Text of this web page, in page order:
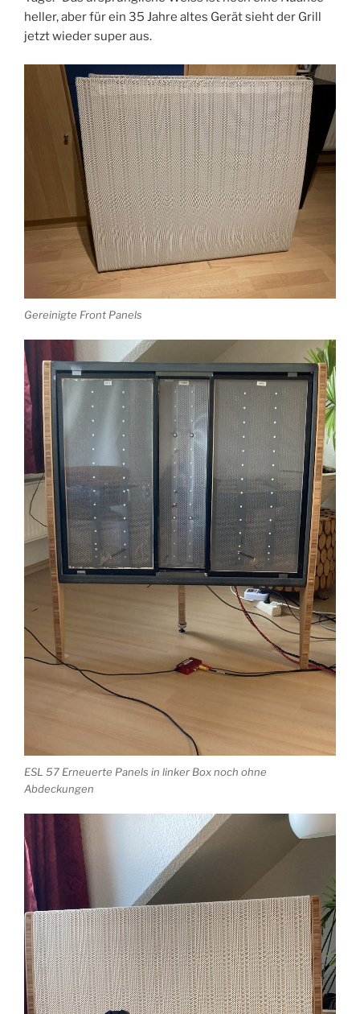
heller, aber für ein 35 Jahre altes Gerät sieht der Grill
jetzt wieder super aus.
Gereinigte Front Panels
ESL 57 Erneuerte Panels in linker Box noch ohne
Abdeckungen